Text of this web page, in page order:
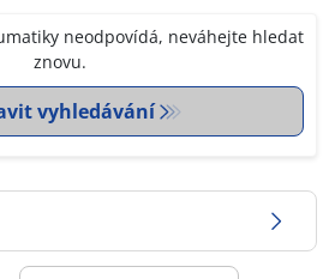
neodpovídá, neváhejte hledat
znovu.
vyhledávání